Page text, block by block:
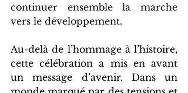
continuer ensemble la marche
vers le développement.
Au-delà de l’hommage à l’histoire,
cette célébration a mis en avant
un message d’avenir. Dans un